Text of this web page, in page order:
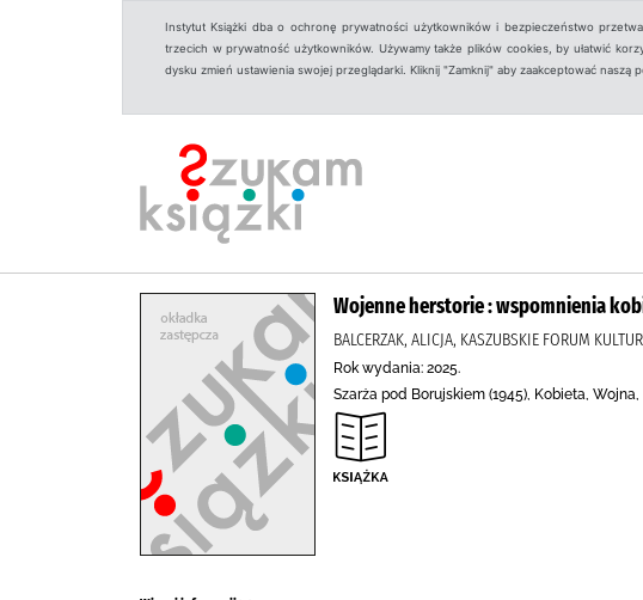
Instytut Książki dba o ochronę prywatności użytkowników i bezpieczeństwo
trzecich w prywatność użytkowników. Używamy także plików cookies, by ułatwić
dysku zmień ustawienia swojej przeglądarki. Kliknij "Zamknij" aby zaakceptować naszą
Wojenne herstorie : wspomnienia
BALCERZAK, ALICJA, KASZUBSKIE FORUM
Rok wydania: 2025.
Szarża pod Borujskiem (1945), Kobieta,